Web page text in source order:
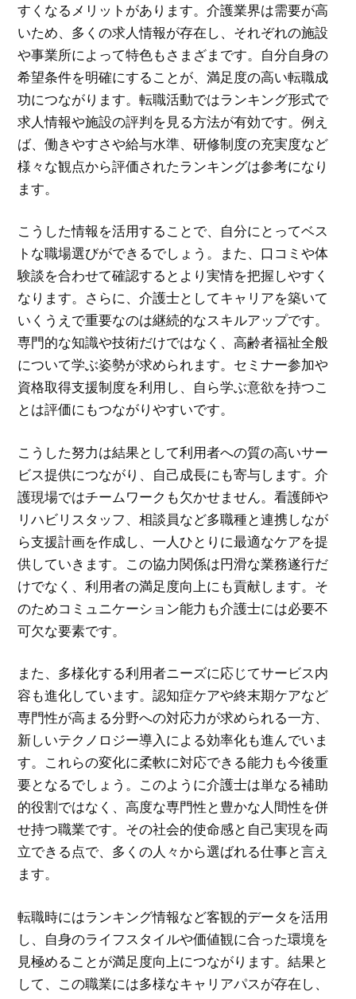
すくなるメリットがあります。介護業界は需要が高
いため、多くの求人情報が存在し、それぞれの施設
や事業所によって特色もさまざまです。自分自身の
希望条件を明確にすることが、満足度の高い転職成
功につながります。転職活動ではランキング形式で
求人情報や施設の評判を見る方法が有効です。例え
ば、働きやすさや給与水準、研修制度の充実度など
様々な観点から評価されたランキングは参考になり
ます。
こうした情報を活用することで、自分にとってベス
トな職場選びができるでしょう。また、口コミや体
験談を合わせて確認するとより実情を把握しやすく
なります。さらに、介護士としてキャリアを築いて
いくうえで重要なのは継続的なスキルアップです。
専門的な知識や技術だけではなく、高齢者福祉全般
について学ぶ姿勢が求められます。セミナー参加や
資格取得支援制度を利用し、自ら学ぶ意欲を持つこ
とは評価にもつながりやすいです。
こうした努力は結果として利用者への質の高いサー
ビス提供につながり、自己成長にも寄与します。介
護現場ではチームワークも欠かせません。看護師や
リハビリスタッフ、相談員など多職種と連携しなが
ら支援計画を作成し、一人ひとりに最適なケアを提
供していきます。この協力関係は円滑な業務遂行だ
けでなく、利用者の満足度向上にも貢献します。そ
のためコミュニケーション能力も介護士には必要不
可欠な要素です。
また、多様化する利用者ニーズに応じてサービス内
容も進化しています。認知症ケアや終末期ケアなど
専門性が高まる分野への対応力が求められる一方、
新しいテクノロジー導入による効率化も進んでいま
す。これらの変化に柔軟に対応できる能力も今後重
要となるでしょう。このように介護士は単なる補助
的役割ではなく、高度な専門性と豊かな人間性を併
せ持つ職業です。その社会的使命感と自己実現を両
立できる点で、多くの人々から選ばれる仕事と言え
ます。
転職時にはランキング情報など客観的データを活用
し、自身のライフスタイルや価値観に合った環境を
見極めることが満足度向上につながります。結果と
して、この職業には多様なキャリアパスが存在し、